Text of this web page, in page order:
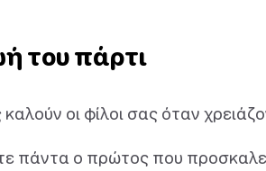
του πάρτι
οι φίλοι σας όταν
πάντα ο πρώτος που